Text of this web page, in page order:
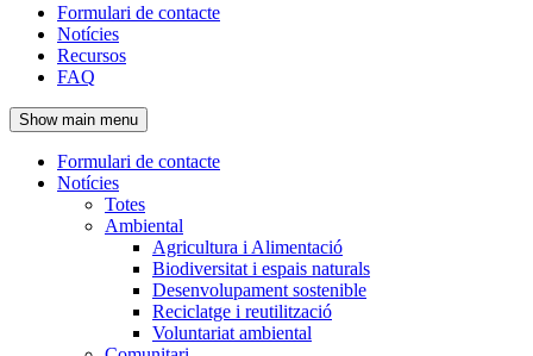
Navegació
principal
de
l'encapçalament
Formulari de contacte
Notícies
Recursos
FAQ
Show main menu
Navegació
principal
Formulari de contacte
Notícies
Totes
Ambiental
Agricultura i Alimentació
Biodiversitat i espais naturals
Desenvolupament sostenible
Reciclatge i reutilització
Voluntariat ambiental